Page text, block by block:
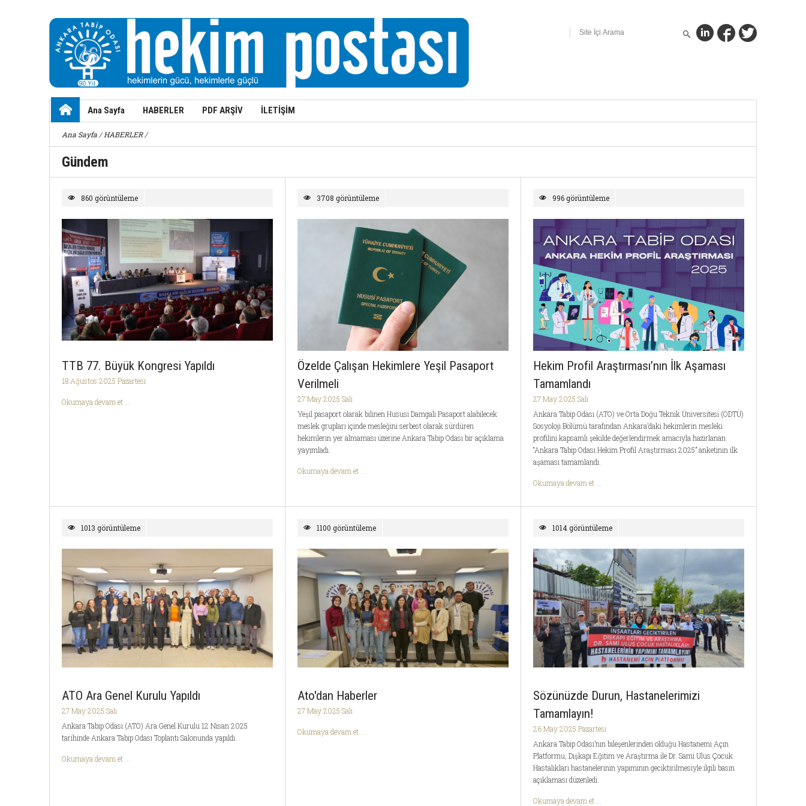
Ana Sayfa HABERLER PDF ARŞİV İLETİŞİM
Ana Sayfa /HABERLER/
Gündem
860 görüntüleme
TTB 77. Büyük Kongresi Yapıldı
18 Ağustos 2025 Pazartesi
Okumaya devam et ...
3708 görüntüleme
Özelde Çalışan Hekimlere Yeşil Pasaport
Verilmeli
27 May 2025 Salı
Yeşil pasaport olarak bilinen Hususi Damgalı Pasaport alabilecek
meslek grupları içinde mesleğini serbest olarak sürdüren
hekimlerin yer almaması üzerine Ankara Tabip Odası bir açıklama
yayımladı.
Okumaya devam et ...
996 görüntüleme
Hekim Profil Araştırması’nın İlk Aşaması
Tamamlandı
27 May 2025 Salı
Ankara Tabip Odası (ATO) ve Orta Doğu Teknik Üniversitesi (ODTÜ)
Sosyoloji Bölümü tarafından Ankara’daki hekimlerin mesleki
profilini kapsamlı şekilde değerlendirmek amacıyla hazırlanan
“Ankara Tabip Odası Hekim Profil Araştırması 2025” anketinin ilk
aşaması tamamlandı.
Okumaya devam et ...
1013 görüntüleme
ATO Ara Genel Kurulu Yapıldı
27 May 2025 Salı
Ankara Tabip Odası (ATO) Ara Genel Kurulu 12 Nisan 2025
tarihinde Ankara Tabip Odası Toplantı Salonunda yapıldı.
Okumaya devam et ...
1100 görüntüleme
Ato'dan Haberler
27 May 2025 Salı
Okumaya devam et ...
1014 görüntüleme
Sözünüzde Durun, Hastanelerimizi
Tamamlayın!
26 May 2025 Pazartesi
Ankara Tabip Odası’nın bileşenlerinden olduğu Hastanemi Açın
Platformu, Dışkapı Eğitim ve Araştırma ile Dr. Sami Ulus Çocuk
Hastalıkları hastanelerinin yapımının geciktirilmesiyle ilgili basın
açıklaması düzenledi.
Okumaya devam et ...